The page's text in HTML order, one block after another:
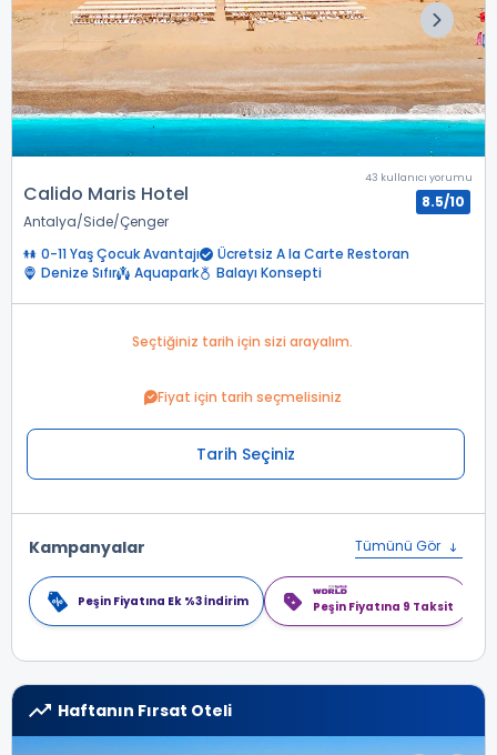
Calido Maris Hotel
Antalya Side Çenger
43 kullanıcı yorumu
8.5/10
0-11 Yaş Çocuk Avantajı
Ücretsiz A la Carte Restoran
Denize Sıfır
Aquapark Balayı Konsepti
Seçtiğiniz tarih için sizi arayalım.
Fiyat için tarih seçmelisiniz
Tarih Seçiniz
Kampanyalar Tümünü Gör
Peşin Fiyatına Ek %3 İndirim Peşin Fiyatına 9 Taksit
Haftanın Fırsat Oteli